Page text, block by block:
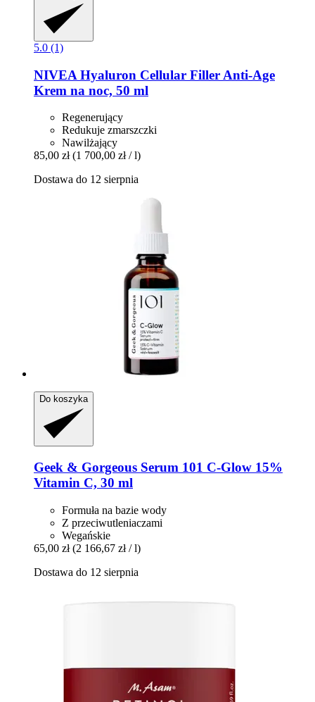
5.0 (1)
NIVEA Hyaluron Cellular Filler Anti-​Age
Krem na noc, 50 ml
Regenerujący
Redukuje zmarszczki
Nawilżający
85,00 zł (1 700,00 zł / l)
Dostawa do 12 sierpnia
Do koszyka
Geek & Gorgeous Serum 101 C-​Glow 15%
Vitamin C, 30 ml
Formuła na bazie wody
Z przeciwutleniaczami
Wegańskie
65,00 zł (2 166,67 zł / l)
Dostawa do 12 sierpnia